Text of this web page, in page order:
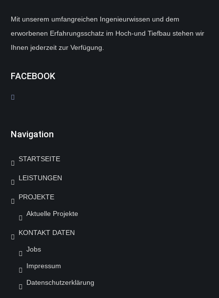
Mit unserem umfangreichen Ingenieurwissen und dem
erworbenen Erfahrungsschatz im Hoch-und Tiefbau stehen wir
Ihnen jederzeit zur Verfügung.
FACEBOOK
Navigation
STARTSEITE
LEISTUNGEN
PROJEKTE
Aktuelle Projekte
KONTAKT DATEN
Jobs
Impressum
Datenschutzerklärung